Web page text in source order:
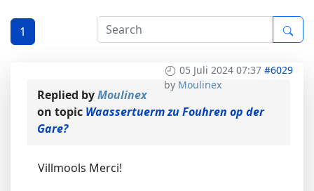
1
05 Juli 2024 07:37 #6029
by Moulinex
Replied byMoulinex
on topic Waassertuerm zu Fouhren op der
Gare?
Villmools Merci!